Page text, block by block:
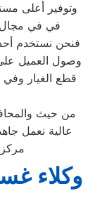
وتوفير أعلى
في في مجال
فنحن نستخدم
وصول العميل
قطع الغيار وفي
من حيث
عالية نعمل
مركز
وكلاء